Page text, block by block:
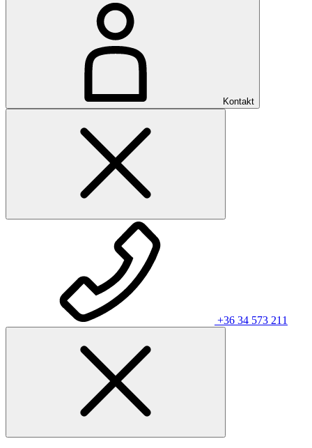
Kontakt
+36 34 573 211